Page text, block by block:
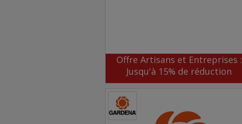
Offre Artisans et Entreprises :
Jusqu'à 15% de réduction